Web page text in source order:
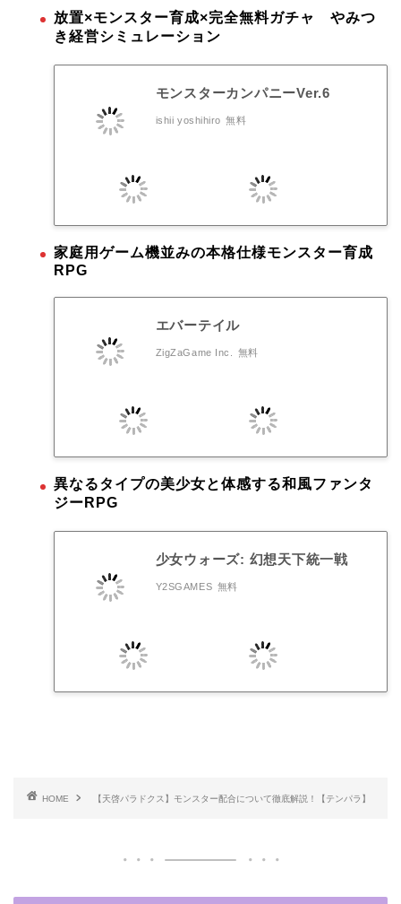
放置×モンスター育成×完全無料ガチャ やみつ
き経営シミュレーション
モンスターカンパニーVer.6
ishii yoshihiro 無料
家庭用ゲーム機並みの本格仕様モンスター育成
RPG
エバーテイル
ZigZaGame Inc. 無料
異なるタイプの美少女と体感する和風ファンタ
ジーRPG
少女ウォーズ: 幻想天下統一戦
Y2SGAMES 無料
HOME 【天啓パラドクス】モンスター配合について徹底解説！【テンパラ】